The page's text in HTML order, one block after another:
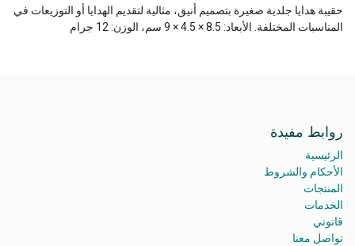
حقيبة هدايا جلدية صغيرة بتصميم أنيق، مثالية لتقديم الهدايا أو التوزيعات في
المناسبات المختلفة. الأبعاد: 8.5 × 4.5 × 9 سم، الوزن: 12 جرام
روابط مفيدة
الرئيسية
الأحكام والشروط
المنتجات
الخدمات
قانوني
تواصل معنا